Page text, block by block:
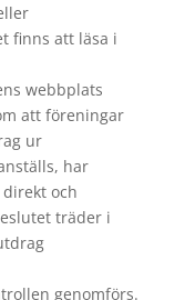
finns att läsa i
webbplats
att föreningar
ur
har
och
träder i
genomförs.